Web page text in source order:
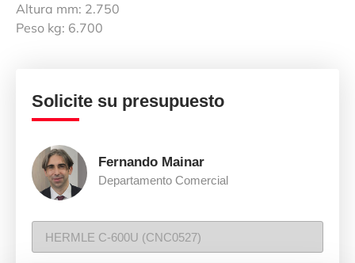
Altura mm: 2.750
Peso kg: 6.700
Solicite su presupuesto
Fernando Mainar
Departamento Comercial